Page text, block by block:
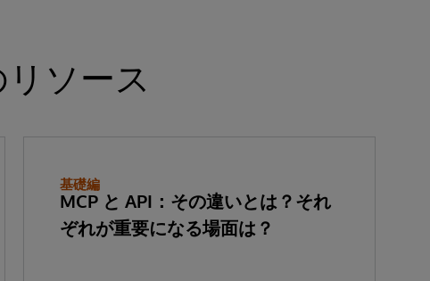
ソース
基礎編
MCP と API：その違いとは？それ
ぞれが重要になる場面は？